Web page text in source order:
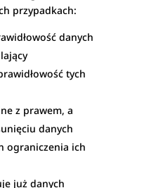
przypadkach:
danych
tych
z prawem, a
danych
ograniczenia ich
już danych